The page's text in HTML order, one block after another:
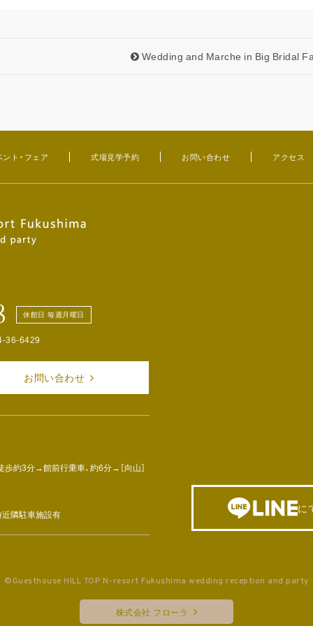
Wedding and Marche in Big Bridal
ント・フェア 式場見学予約 お問い合わせ アクセス
休館日 毎週月曜日
36-6429
お問い合わせ
歩約3分→館前行乗車、約6分→［向山］
近隣駐車施設有 に
©Guesthouse HILL TOP N-resort Fukushima wedding reception and party
株式会社 フローラ